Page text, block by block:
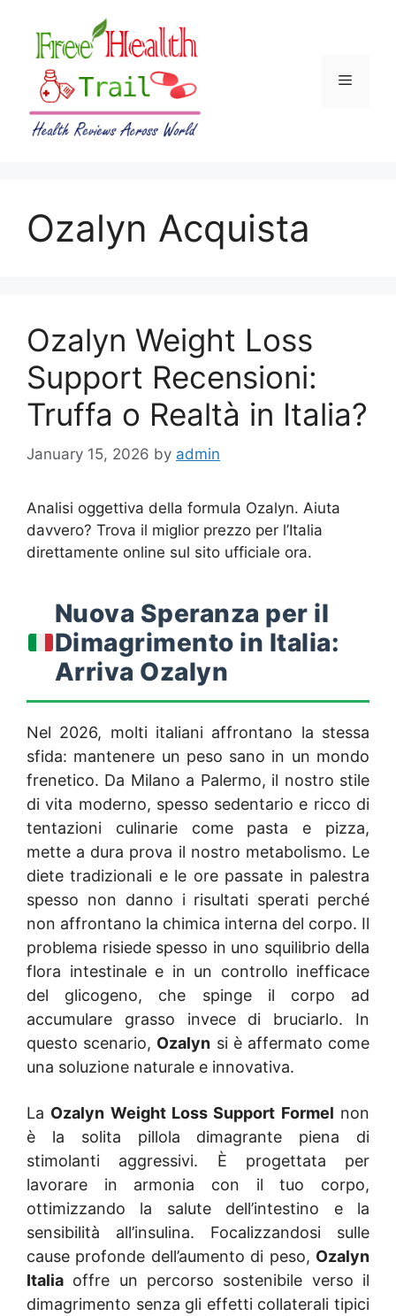
content
Menu
Ozalyn Acquista
Ozalyn Weight Loss
Support Recensioni:
Truffa o Realtà in Italia?
January 15, 2026 by admin
Analisi oggettiva della formula Ozalyn. Aiuta
davvero? Trova il miglior prezzo per l’Italia
direttamente online sul sito ufficiale ora.
Nuova Speranza per il
Dimagrimento in Italia:
Arriva Ozalyn
Nel 2026, molti italiani affrontano la stessa
sfida: mantenere un peso sano in un mondo
frenetico. Da Milano a Palermo, il nostro stile
di vita moderno, spesso sedentario e ricco di
tentazioni culinarie come pasta e pizza,
mette a dura prova il nostro metabolismo. Le
diete tradizionali e le ore passate in palestra
spesso non danno i risultati sperati perché
non affrontano la chimica interna del corpo. Il
problema risiede spesso in uno squilibrio della
flora intestinale e in un controllo inefficace
del glicogeno, che spinge il corpo ad
accumulare grasso invece di bruciarlo. In
questo scenario, Ozalyn si è affermato come
una soluzione naturale e innovativa.
La Ozalyn Weight Loss Support Formel non
è la solita pillola dimagrante piena di
stimolanti aggressivi. È progettata per
lavorare in armonia con il tuo corpo,
ottimizzando la salute dell’intestino e la
sensibilità all’insulina. Focalizzandosi sulle
cause profonde dell’aumento di peso, Ozalyn
Italia offre un percorso sostenibile verso il
dimagrimento senza gli effetti collaterali tipici